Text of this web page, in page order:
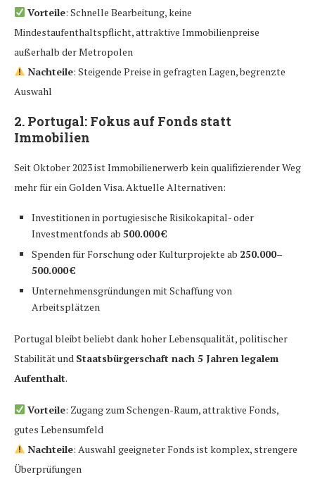
Vorteile: Schnelle Bearbeitung, keine
Mindestaufenthaltspflicht, attraktive Immobilienpreise
außerhalb der Metropolen
Nachteile: Steigende Preise in gefragten Lagen, begrenzte
Auswahl
2. Portugal: Fokus auf Fonds statt
Immobilien
Seit Oktober 2023 ist Immobilienerwerb kein qualifizierender Weg
mehr für ein Golden Visa. Aktuelle Alternativen:
Investitionen in portugiesische Risikokapital- oder
Investmentfonds ab 500.000 €
Spenden für Forschung oder Kulturprojekte ab 250.000–
500.000 €
Unternehmensgründungen mit Schaffung von
Arbeitsplätzen
Portugal bleibt beliebt dank hoher Lebensqualität, politischer
Stabilität und Staatsbürgerschaft nach 5 Jahren legalem
Aufenthalt.
Vorteile: Zugang zum Schengen-Raum, attraktive Fonds,
gutes Lebensumfeld
Nachteile: Auswahl geeigneter Fonds ist komplex, strengere
Überprüfungen